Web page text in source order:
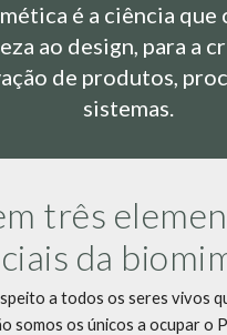
é a ciência que
ao design, para a
de produtos,
sistemas.
três
da
a todos os seres vivos
somos os únicos a ocupar o